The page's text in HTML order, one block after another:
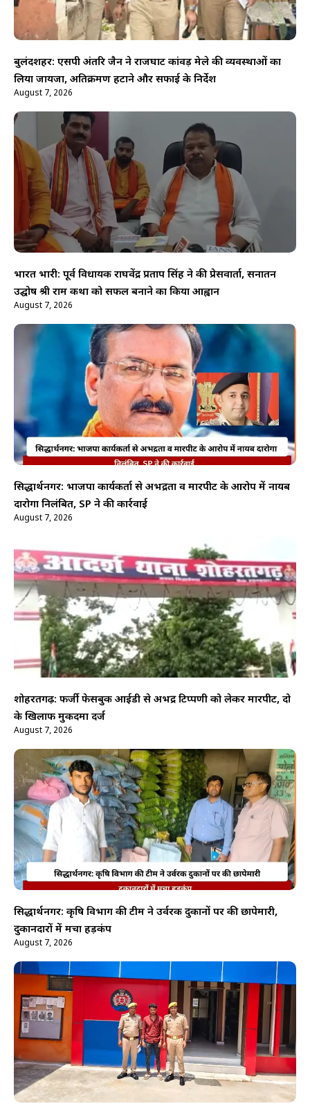
बुलंदशहर: एसपी अंतरिक्ष जैन ने राजघाट कांवड़ मेले की व्यवस्थाओं का
लिया जायजा, अतिक्रमण हटाने और सफाई के निर्देश
August 7, 2026
भारत भारी: पूर्व विधायक राघवेंद्र प्रताप सिंह ने की प्रेसवार्ता, सनातन
उद्घोष श्री राम कथा को सफल बनाने का किया आह्वान
August 7, 2026
सिद्धार्थनगर: भाजपा कार्यकर्ता से अभद्रता व मारपीट के आरोप में नायब
दारोगा निलंबित, SP ने की कार्रवाई
August 7, 2026
शोहरतगढ़: फर्जी फेसबुक आईडी से अभद्र टिप्पणी को लेकर मारपीट, दो
के खिलाफ मुकदमा दर्ज
August 7, 2026
सिद्धार्थनगर: कृषि विभाग की टीम ने उर्वरक दुकानों पर की छापेमारी,
दुकानदारों में मचा हड़कंप
August 7, 2026